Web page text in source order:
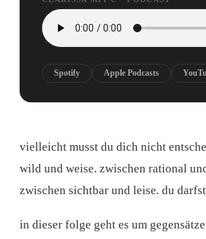
Spotify Apple Podcasts
vielleicht musst du dich nicht
wild und weise. zwischen rational
zwischen sichtbar und leise. du
in dieser folge geht es um